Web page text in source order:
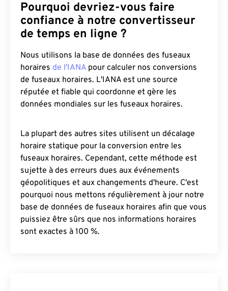
Pourquoi devriez-vous faire
confiance à notre convertisseur
de temps en ligne ?
Nous utilisons la base de données des fuseaux
horaires de l'IANA pour calculer nos conversions
de fuseaux horaires. L'IANA est une source
réputée et fiable qui coordonne et gère les
données mondiales sur les fuseaux horaires.
La plupart des autres sites utilisent un décalage
horaire statique pour la conversion entre les
fuseaux horaires. Cependant, cette méthode est
sujette à des erreurs dues aux événements
géopolitiques et aux changements d'heure. C'est
pourquoi nous mettons régulièrement à jour notre
base de données de fuseaux horaires afin que vous
puissiez être sûrs que nos informations horaires
sont exactes à 100 %.